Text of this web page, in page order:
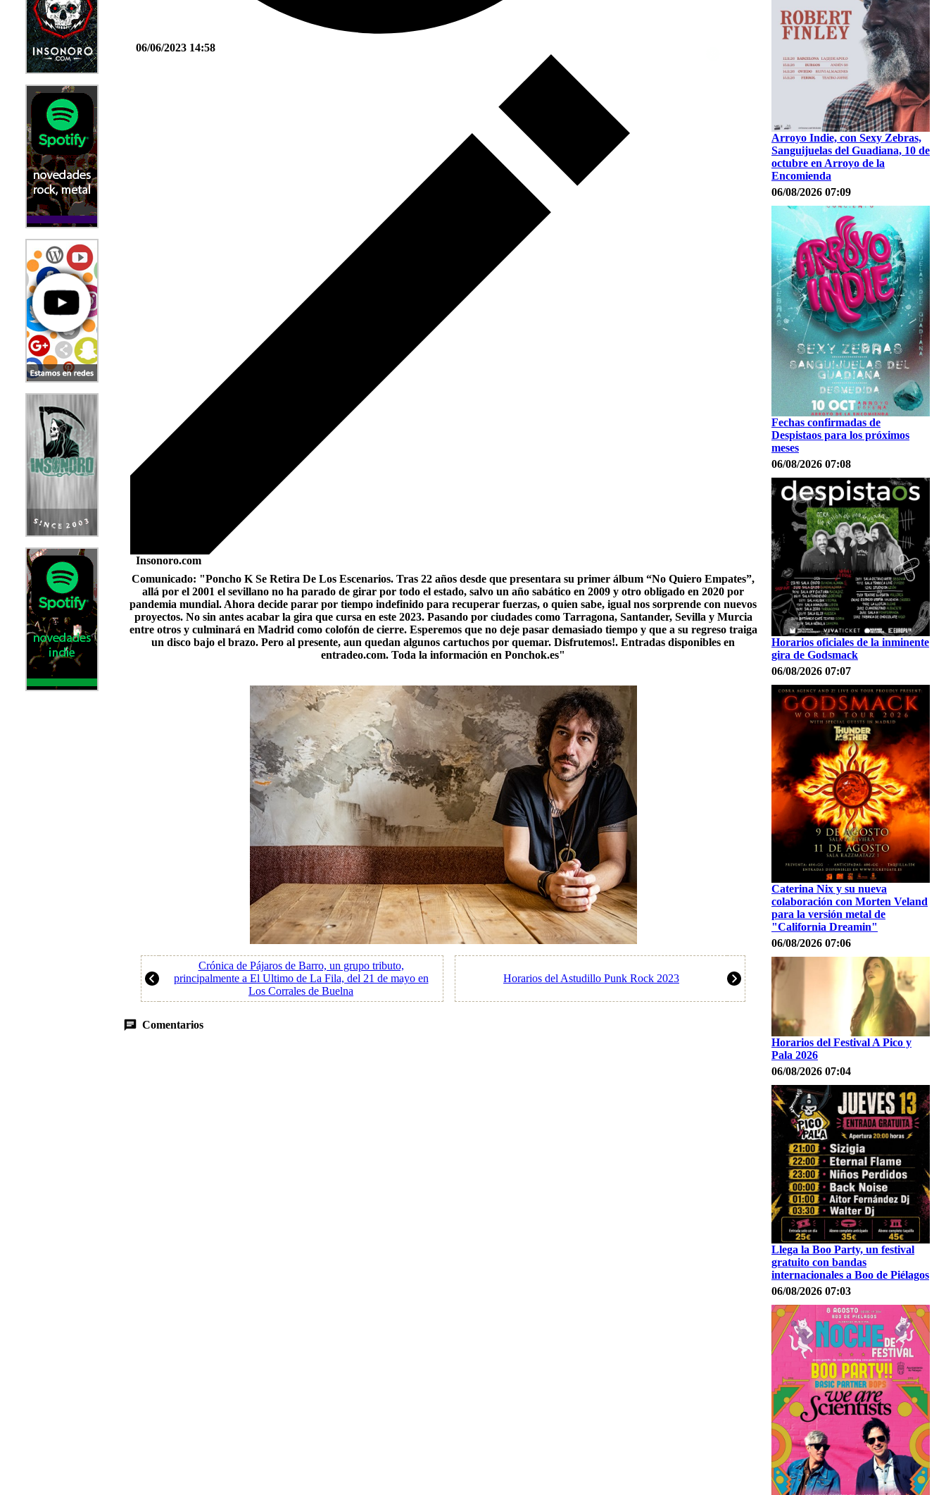
06/06/2023 14:58
Insonoro.com
Comunicado: "Poncho K Se Retira De Los Escenarios. Tras 22 años desde que presentara su primer álbum “No Quiero Empates”,
allá por el 2001 el sevillano no ha parado de girar por todo el estado, salvo un año sabático en 2009 y otro obligado en 2020 por
pandemia mundial. Ahora decide parar por tiempo indefinido para recuperar fuerzas, o quien sabe, igual nos sorprende con nuevos
proyectos. No sin antes acabar la gira que cursa en este 2023. Pasando por ciudades como Tarragona, Santander, Sevilla y Murcia
entre otros y culminará en Madrid como colofón de cierre. Esperemos que no deje pasar demasiado tiempo y que a su regreso traiga
un disco bajo el brazo. Pero al presente, aun quedan algunos cartuchos por quemar. Disfrutemos!. Entradas disponibles en
entradeo.com. Toda la información en Ponchok.es"
Crónica de Pájaros de Barro, un grupo tributo,
principalmente a El Ultimo de La Fila, del 21 de mayo en
Los Corrales de Buelna
Horarios del Astudillo Punk Rock 2023
Comentarios
Arroyo Indie, con Sexy Zebras,
Sanguijuelas del Guadiana, 10 de
octubre en Arroyo de la
Encomienda
06/08/2026 07:09
Fechas confirmadas de
Despistaos para los próximos
meses
06/08/2026 07:08
Horarios oficiales de la inminente
gira de Godsmack
06/08/2026 07:07
Caterina Nix y su nueva
colaboración con Morten Veland
para la versión metal de
"California Dreamin"
06/08/2026 07:06
Horarios del Festival A Pico y
Pala 2026
06/08/2026 07:04
Llega la Boo Party, un festival
gratuito con bandas
internacionales a Boo de Piélagos
06/08/2026 07:03